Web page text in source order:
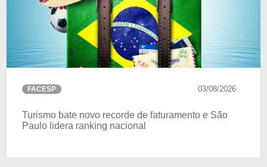
FACESP 03/08/2026
Turismo bate novo recorde de faturamento e São
Paulo lidera ranking nacional